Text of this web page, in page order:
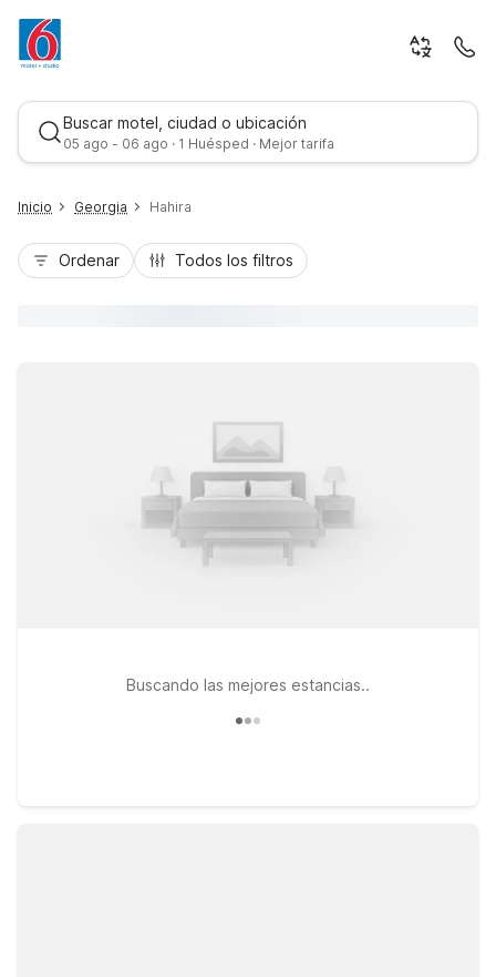
Buscar motel, ciudad o ubicación
05 ago - 06 ago · 1 Huésped · Mejor tarifa
Inicio Georgia Hahira
Ordenar Todos los filtros
Buscando las mejores estancias..